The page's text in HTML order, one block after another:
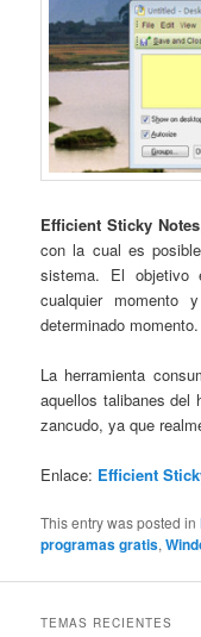
Efficient Sticky Notes
con la cual es
sistema. El objetivo
cualquier momento
determinado momento.
La herramienta
aquellos talibanes del
zancudo, ya que
Enlace: Efficient
This entry was posted in
programas gratis,
TEMAS RECIENTES